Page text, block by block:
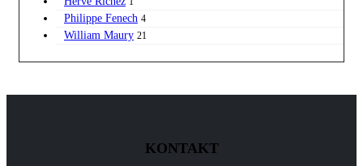
Philippe Fenech 4
William Maury 21
KONTAKT